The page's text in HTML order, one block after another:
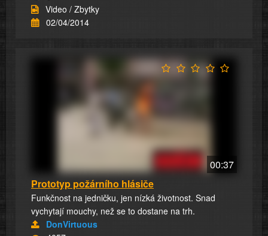
Video / Zbytky
02/04/2014
00:37
Prototyp požárního hlásiče
Funkčnost na jedničku, jen nízká životnost. Snad
vychytají mouchy, než se to dostane na trh.
DonVirtuous